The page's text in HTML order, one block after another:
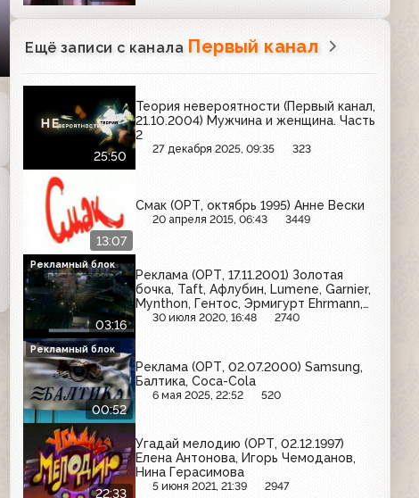
Ещё записи с канала Первый канал
25:50
Теория невероятности (Первый канал,
21.10.2004) Мужчина и женщина. Часть
2
27 декабря 2025, 09:35 323
13:07
Смак (ОРТ, октябрь 1995) Анне Вески
20 апреля 2015, 06:43 3449
03:16
Реклама (ОРТ, 17.11.2001) Золотая
бочка, Taft, Афлубин, Lumene, Garnier,
Mynthon, Гентос, Эрмигурт Ehrmann,
Fa, Coldrex HotRem
30 июля 2020, 16:48 2740
Рекламный блок
00:52
Реклама (ОРТ, 02.07.2000) Samsung,
Балтика, Coca-Cola
6 мая 2025, 22:52 520
Рекламный блок
22:33
Угадай мелодию (ОРТ, 02.12.1997)
Елена Антонова, Игорь Чемоданов,
Нина Герасимова
5 июня 2021, 21:39 2947